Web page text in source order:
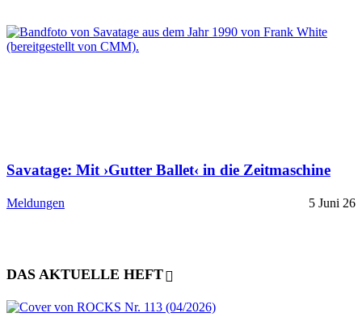
Savatage: Mit ›Gutter Ballet‹ in die Zeitmaschine
Meldungen 5 Juni 26
DAS AKTUELLE HEFT